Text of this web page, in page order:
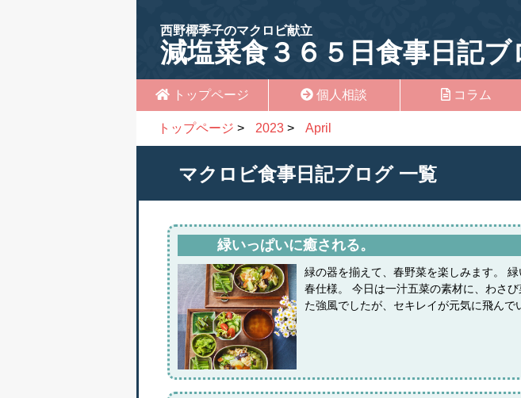
西野椰季子のマクロビ献立
減塩菜食３６５日食事日記ブ
トップページ 個人相談 コラム
トップページ > 2023 > April
マクロビ食事日記ブログ一覧
緑いっぱいに癒される。
緑の器を揃えて、春野菜を楽しみます。
春仕様。 今日は一汁五菜の素材に、わさ
た強風でしたが、セキレイが元気に飛んで